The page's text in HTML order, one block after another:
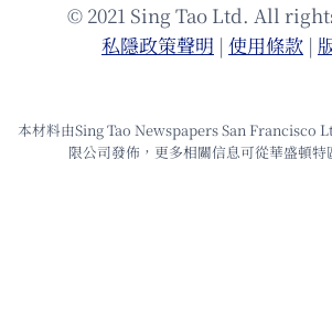
© 2021 Sing Tao Ltd. All
私隱政策聲明 | 使⽤條款 |
本材料由Sing Tao Newspapers San Francisco
限公司發佈，更多相關信息可從華盛頓特